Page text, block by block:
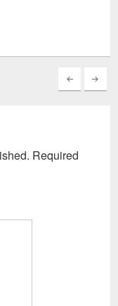
Required